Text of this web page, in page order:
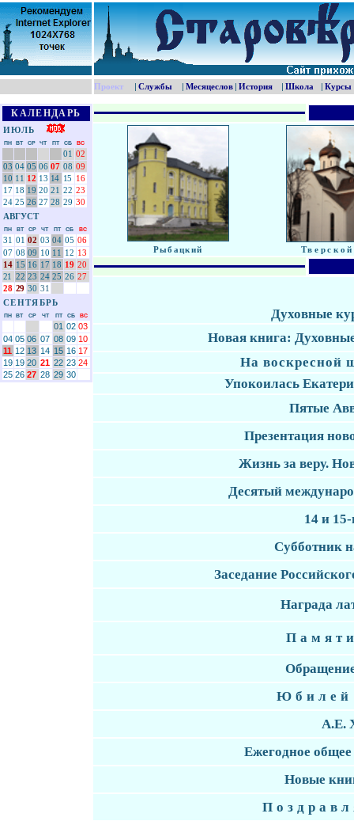
Проект | Службы | Месяцеслов | История | Школа | Курсы
КАЛЕНДАРЬ
ИЮЛЬ
ПН ВТ СР ЧТ ПТ СБ ВС
01 02
03 04 05 06 07 08 09
10 1 1 12 13 14 15 16
17 18 19 20 21 22 23
24 25 26 27 28 29 30
АВГУСТ
ПН ВТ СР ЧТ ПТ СБ ВС
31 01 02 03 04 05 06
07 08 09 10 11 12 13
14 15 16 17 18 19 20
21 22 23 24 25 26 27
28 29 30 31
СЕНТЯБРЬ
ПН ВТ СР ЧТ ПТ СБ ВС
01 02 03
04 05 06 07 08 09 10
11 12 13 14 15 16 17
19 19 20 21 22 23 24
25 26 27 28 29 30
Рыбацкий Тверской
Духовные
Новая книга:
На воскресной
Упокоилась
Пятые
Презентация
Жизнь за веру.
Десятый
14 и
Субботник
Заседание
Награда
Юбилей
А.Е.
Ежегодное
Новые